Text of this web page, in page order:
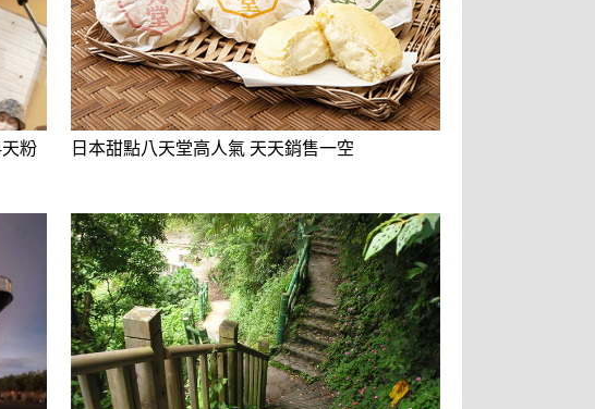
粉
日本甜點八天堂高人氣 天天銷售一空